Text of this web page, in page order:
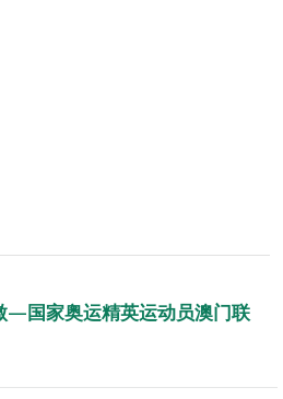
—国家奥运精英运动员澳门联